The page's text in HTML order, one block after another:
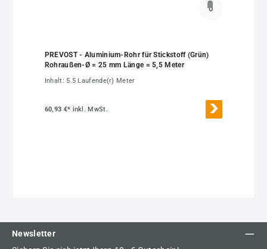
PREVOST - Aluminium-Rohr für Stickstoff (Grün)
Rohraußen-Ø = 25 mm Länge = 5,5 Meter
Inhalt: 5.5 Laufende(r) Meter
60,93 €* inkl. MwSt.
Newsletter